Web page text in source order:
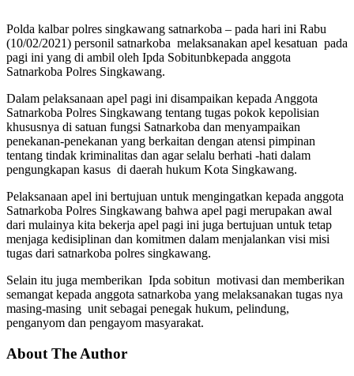
Polda kalbar polres singkawang satnarkoba – pada hari ini Rabu
(10/02/2021) personil satnarkoba melaksanakan apel kesatuan pada
pagi ini yang di ambil oleh Ipda Sobitunbkepada anggota
Satnarkoba Polres Singkawang.
Dalam pelaksanaan apel pagi ini disampaikan kepada Anggota
Satnarkoba Polres Singkawang tentang tugas pokok kepolisian
khususnya di satuan fungsi Satnarkoba dan menyampaikan
penekanan-penekanan yang berkaitan dengan atensi pimpinan
tentang tindak kriminalitas dan agar selalu berhati -hati dalam
pengungkapan kasus di daerah hukum Kota Singkawang.
Pelaksanaan apel ini bertujuan untuk mengingatkan kepada anggota
Satnarkoba Polres Singkawang bahwa apel pagi merupakan awal
dari mulainya kita bekerja apel pagi ini juga bertujuan untuk tetap
menjaga kedisiplinan dan komitmen dalam menjalankan visi misi
tugas dari satnarkoba polres singkawang.
Selain itu juga memberikan Ipda sobitun motivasi dan memberikan
semangat kepada anggota satnarkoba yang melaksanakan tugas nya
masing-masing unit sebagai penegak hukum, pelindung,
penganyom dan pengayom masyarakat.
About The Author